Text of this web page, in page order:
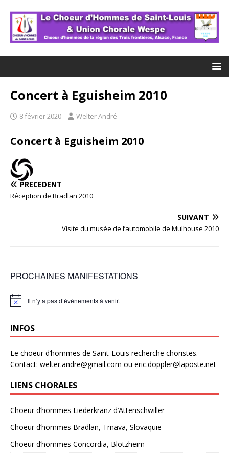
Concert à Eguisheim 2010
8 février 2020 Welter André
Concert à Eguisheim 2010
PRÉCÉDENT
Réception de Bradlan 2010
SUIVANT
Visite du musée de l’automobile de Mulhouse 2010
PROCHAINES MANIFESTATIONS
N
c
Il n’y a pas d’évènements à venir.
INFOS
Le choeur d’hommes de Saint-Louis recherche choristes.
Contact: welter.andre@gmail.com ou eric.doppler@laposte.net
LIENS CHORALES
Choeur d’hommes Liederkranz d’Attenschwiller
Choeur d’hommes Bradlan, Trnava, Slovaquie
Choeur d’hommes Concordia, Blotzheim